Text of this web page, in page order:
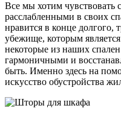
Все мы хотим чувствовать
расслабленными в своих
нравится в конце долгого,
убежище, которым
некоторые из наших
гармоничными и
быть. Именно здесь на
искусство обустройства